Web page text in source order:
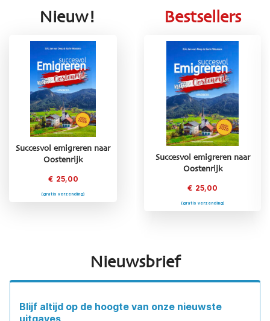
Nieuw!
Succesvol emigreren naar
Oostenrijk
€ 25,00
(gratis verzending)
Bestsellers
Succesvol emigreren naar
(gratis verzending)
Succesvol emigreren naar
Oostenrijk
25,00
(gratis verzending)
Nieuwsbrief
Blijf altijd op de hoogte van onze nieuwste